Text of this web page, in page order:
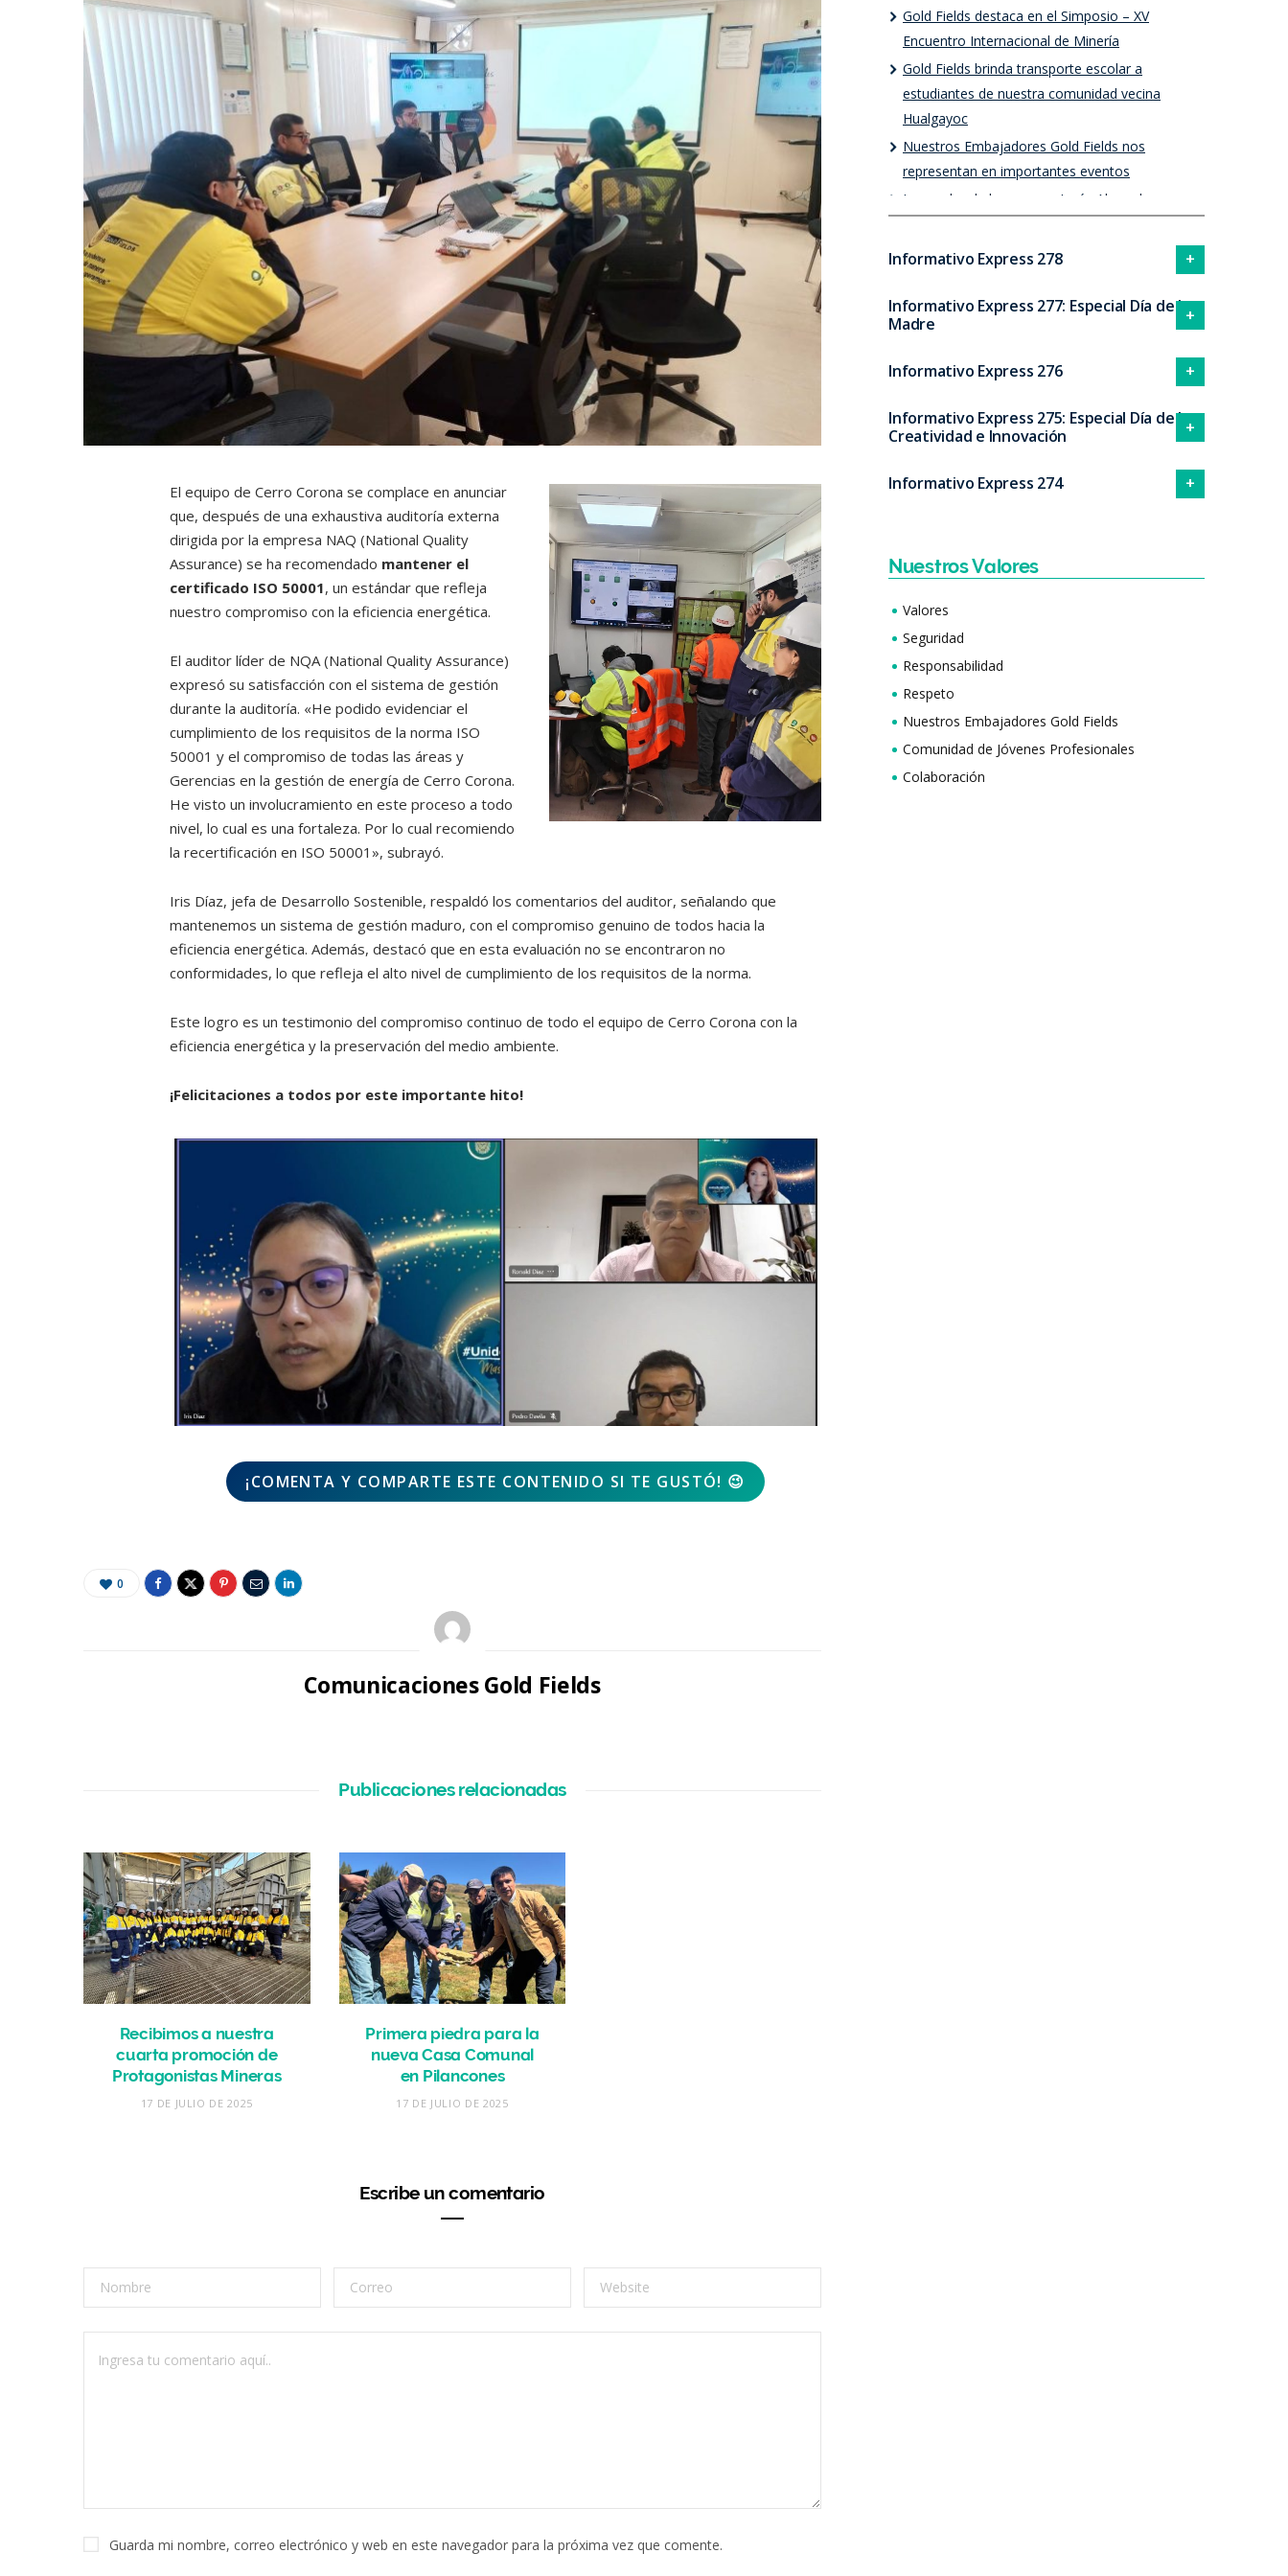
El equipo de Cerro Corona se complace en anunciar
que, después de una exhaustiva auditoría externa
dirigida por la empresa NAQ (National Quality
Assurance) se ha recomendado mantener el
certificado ISO 50001, un estándar que refleja
nuestro compromiso con la eficiencia energética.
El auditor líder de NQA (National Quality Assurance)
expresó su satisfacción con el sistema de gestión
durante la auditoría. «He podido evidenciar el
cumplimiento de los requisitos de la norma ISO
50001 y el compromiso de todas las áreas y
Gerencias en la gestión de energía de Cerro Corona.
He visto un involucramiento en este proceso a todo
nivel, lo cual es una fortaleza. Por lo cual recomiendo
la recertificación en ISO 50001», subrayó.
Iris Díaz, jefa de Desarrollo Sostenible, respaldó los comentarios del auditor, señalando que
mantenemos un sistema de gestión maduro, con el compromiso genuino de todos hacia la
eficiencia energética. Además, destacó que en esta evaluación no se encontraron no
conformidades, lo que refleja el alto nivel de cumplimiento de los requisitos de la norma.
Este logro es un testimonio del compromiso continuo de todo el equipo de Cerro Corona con la
eficiencia energética y la preservación del medio ambiente.
¡Felicitaciones a todos por este importante hito!
¡COMENTA Y COMPARTE ESTE CONTENIDO SI TE GUSTÓ! 😉
0
Comunicaciones Gold Fields
Publicaciones relacionadas
Recibimos a nuestra
cuarta promoción de
Protagonistas Mineras
17 DE JULIO DE 2025
Primera piedra para la
nueva Casa Comunal
en Pilancones
17 DE JULIO DE 2025
Escribe un comentario
Guarda mi nombre, correo electrónico y web en este navegador para la próxima vez que comente.
Gold Fields destaca en el Simposio – XV
Encuentro Internacional de Minería
Gold Fields brinda transporte escolar a
estudiantes de nuestra comunidad vecina
Hualgayoc
Nuestros Embajadores Gold Fields nos
representan en importantes eventos
Innovador de la semana: Jesús Alvarado
Informativo Express 278
Informativo Express 277: Especial Día de la
Madre
Informativo Express 276
Informativo Express 275: Especial Día de la
Creatividad e Innovación
Informativo Express 274
Nuestros Valores
Valores
Seguridad
Responsabilidad
Respeto
Nuestros Embajadores Gold Fields
Comunidad de Jóvenes Profesionales
Colaboración